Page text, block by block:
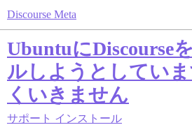
Discourse Meta
UbuntuにDiscourse
ルしようとしてい
くいきません
サポート インストール